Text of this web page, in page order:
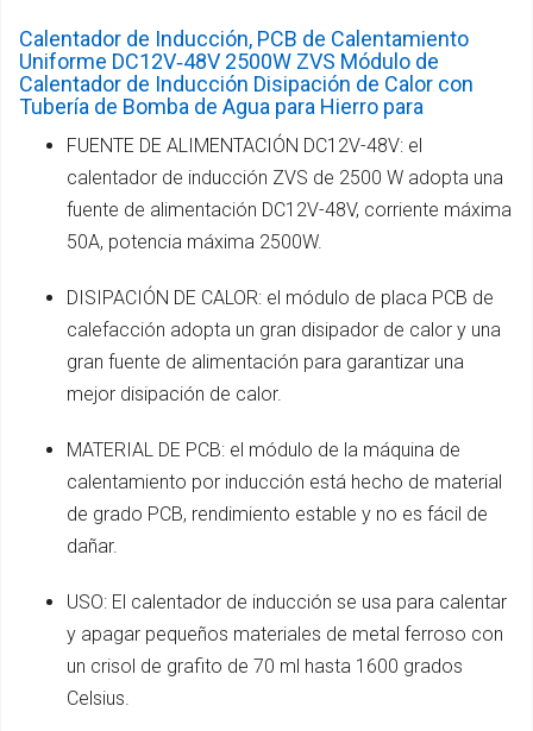
Calentador de Inducción, PCB de Calentamiento
Uniforme DC12V‑48V 2500W ZVS Módulo de
Calentador de Inducción Disipación de Calor con
Tubería de Bomba de Agua para Hierro para
FUENTE DE ALIMENTACIÓN DC12V-48V: el
calentador de inducción ZVS de 2500 W adopta una
fuente de alimentación DC12V-48V, corriente máxima
50A, potencia máxima 2500W.
DISIPACIÓN DE CALOR: el módulo de placa PCB de
calefacción adopta un gran disipador de calor y una
gran fuente de alimentación para garantizar una
mejor disipación de calor.
MATERIAL DE PCB: el módulo de la máquina de
calentamiento por inducción está hecho de material
de grado PCB, rendimiento estable y no es fácil de
dañar.
USO: El calentador de inducción se usa para calentar
y apagar pequeños materiales de metal ferroso con
un crisol de grafito de 70 ml hasta 1600 grados
Celsius.